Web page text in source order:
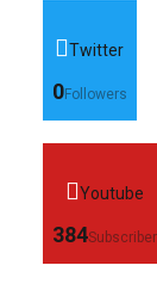
Twitter
0Followers
Youtube
384Subscriber